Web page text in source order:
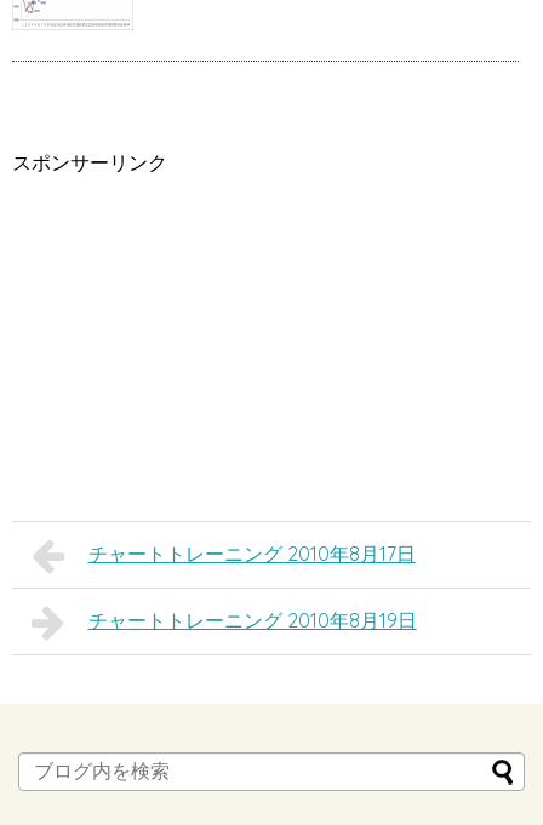
スポンサーリンク
チャートトレーニング 2010年8月17日
チャートトレーニング 2010年8月19日